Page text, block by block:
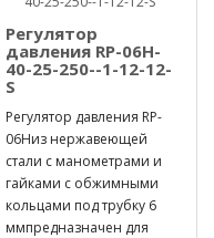
Регулятор
давления RP-06H-
40-25-250--1-12-12-
S
Регулятор давления RP-
06Hиз нержавеющей
стали с манометрами и
гайками с обжимными
кольцами под трубку 6
ммпредназначен для